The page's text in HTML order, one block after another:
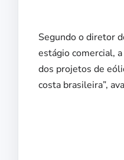
Segundo o diretor
estágio comercial,
dos projetos de
costa brasileira”,